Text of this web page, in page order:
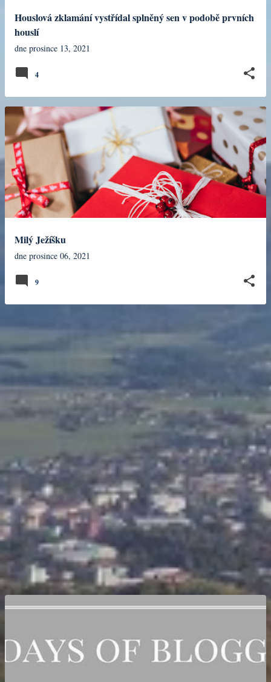
Houslová zklamání vystřídal splněný sen v podobě prvních
houslí
dne prosince 13, 2021
4
Milý Ježíšku
dne prosince 06, 2021
9